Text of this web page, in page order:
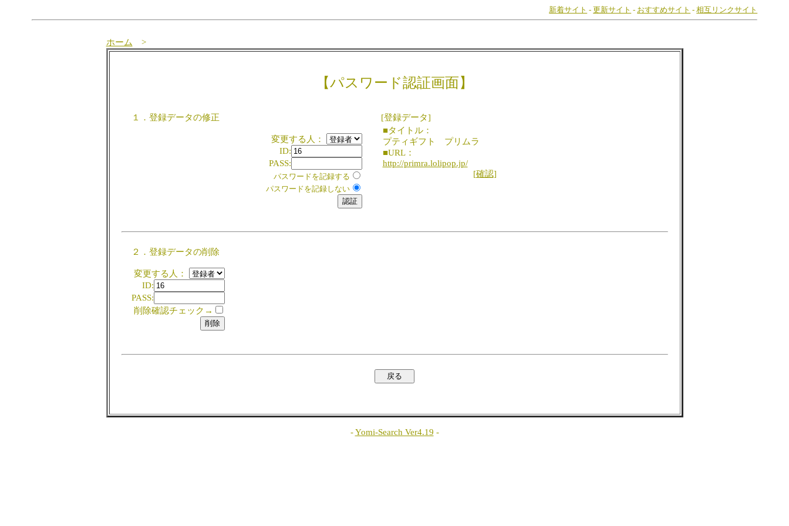
新着サイト -更新サイト - おすすめサイト -相互リンクサイト
ホーム >
【パスワード認証画面】
１．登録データの修正
変更する人：
ID:
PASS:
パスワードを記録する
パスワードを記録しない
[登録データ]
■タイトル：
プティギフト プリムラ
■URL：
http://primra.lolipop.jp/
[確認]
２．登録データの削除
変更する人：
ID:
PASS:
削除確認チェック→
-Yomi-Search Ver4.19 -